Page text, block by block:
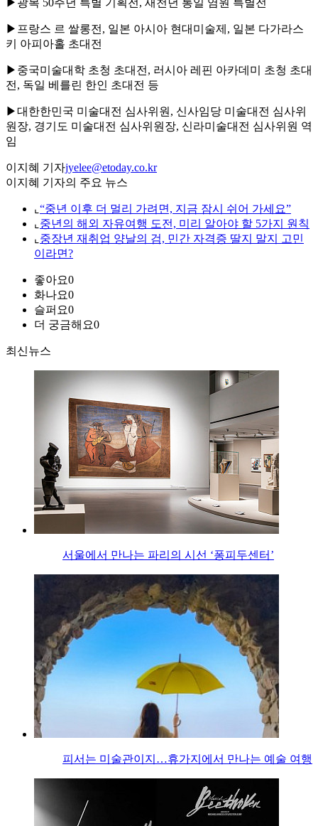
▶광복 50주년 특별 기획전, 새천년 통일 염원 특별전
▶프랑스 르 쌀롱전, 일본 아시아 현대미술제, 일본 다가라스
키 아피아홀 초대전
▶중국미술대학 초청 초대전, 러시아 레핀 아카데미 초청 초대
전, 독일 베를린 한인 초대전 등
▶대한한민국 미술대전 심사위원, 신사임당 미술대전 심사위
원장, 경기도 미술대전 심사위원장, 신라미술대전 심사위원 역
임
이지혜 기자jyelee@etoday.co.kr
이지혜 기자의 주요 뉴스
⌞ “중년 이후 더 멀리 가려면, 지금 잠시 쉬어 가세요”
⌞ 중년의 해외 자유여행 도전, 미리 알아야 할 5가지 원칙
⌞ 중장년 재취업 양날의 검, 민간 자격증 딸지 말지 고민
이라면?
좋아요0
화나요0
슬퍼요0
더 궁금해요0
최신뉴스
서울에서 만나는 파리의 시선 ‘퐁피두센터’
피서는 미술관이지…휴가지에서 만나는 예술 여행